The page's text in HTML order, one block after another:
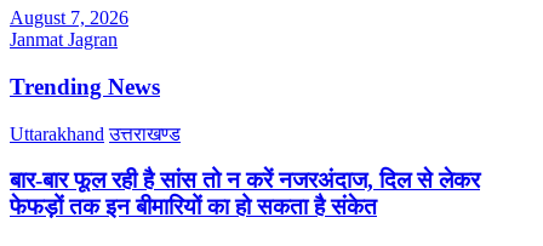
August 7, 2026
Janmat Jagran
Trending News
Uttarakhand उत्तराखण्ड
बार-बार फूल रही है सांस तो न करें नजरअंदाज, दिल से लेकर
फेफड़ों तक इन बीमारियों का हो सकता है संकेत